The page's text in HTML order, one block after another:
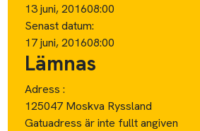
13 juni, 201608:00
Senast datum:
17 juni, 201608:00
Lämnas
Adress :
125047 Moskva Ryssland
Gatuadress är inte fullt angiven